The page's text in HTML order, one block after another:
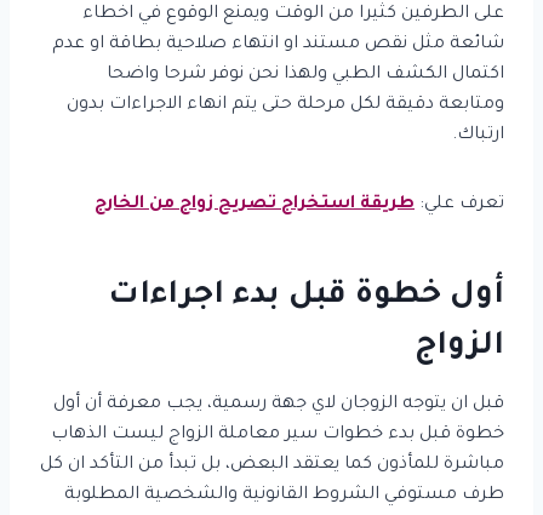
على الطرفين كثيرا من الوقت ويمنع الوقوع في اخطاء
شائعة مثل نقص مستند او انتهاء صلاحية بطاقة او عدم
اكتمال الكشف الطبي ولهذا نحن نوفر شرحا واضحا
ومتابعة دقيقة لكل مرحلة حتى يتم انهاء الاجراءات بدون
ارتباك.
تعرف علي: طريقة استخراج تصريح زواج من الخارج
أول خطوة قبل بدء اجراءات
الزواج
قبل ان يتوجه الزوجان لاي جهة رسمية، يجب معرفة أن أول
خطوة قبل بدء خطوات سير معاملة الزواج ليست الذهاب
مباشرة للمأذون كما يعتقد البعض، بل تبدأ من التأكد ان كل
طرف مستوفي الشروط القانونية والشخصية المطلوبة